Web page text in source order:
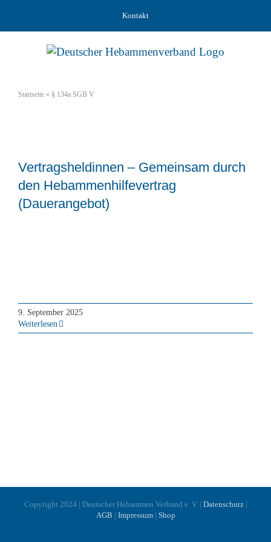
Kontakt
Startseite » § 134a SGB V
Vertragsheldinnen – Gemeinsam durch
den Hebammenhilfevertrag
(Dauerangebot)
9. September 2025
Weiterlesen
Copyright 2024 | Deutscher Hebammen Verband e. V. | Datenschutz|
AGB | Impressum| Shop